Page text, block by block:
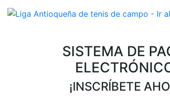
SISTEMA DE
¡INSCRÍBETE